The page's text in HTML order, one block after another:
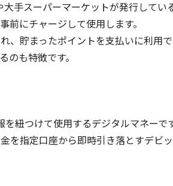
大手スーパーマーケットが発行してい
前にチャージして使用します。
、貯まったポイントを支払いに利用
のも特徴です。
を紐つけて使用するデジタルマネーで
を指定口座から即時引き落とすデビ